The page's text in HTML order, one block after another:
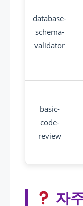
database-
schema-
validator
basic-
code-
review
자